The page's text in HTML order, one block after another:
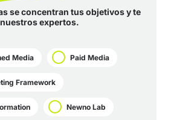
se concentran tus objetivos y te
expertos.
Media Paid Media
Framework
Newno Lab